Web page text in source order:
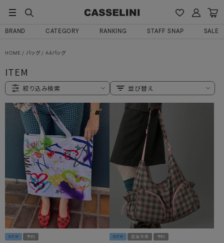
BRAND CATEGORY RANKING STAFF SNAP SALE
HOME バッグ A4バッグ
ITEM
絞り込み検索 並び替え
NEW 予約 NEW 追加生産 予約